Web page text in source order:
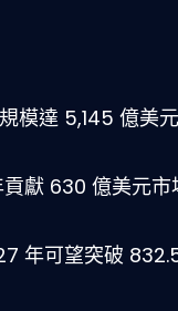
模達 5,145 億美
獻 630 億美元市
年可望突破